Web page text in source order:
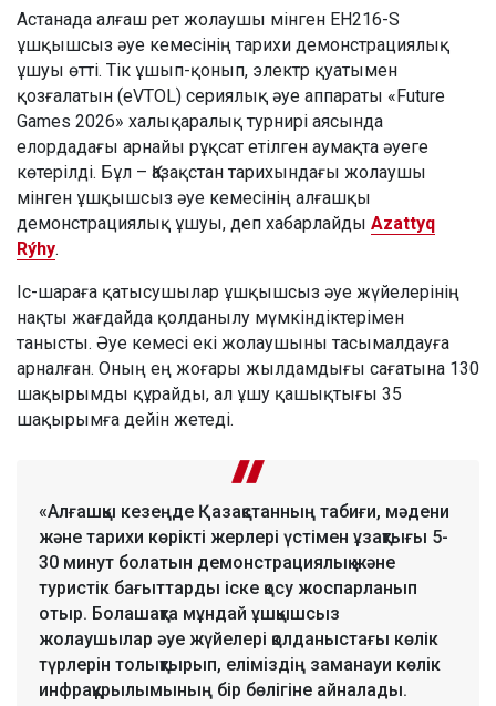
Астанада алғаш рет жолаушы мінген EH216-S
ұшқышсыз әуе кемесінің тарихи демонстрациялық
ұшуы өтті. Тік ұшып-қонып, электр қуатымен
қозғалатын (eVTOL) сериялық әуе аппараты «Future
Games 2026» халықаралық турнирі аясында
елордадағы арнайы рұқсат етілген аумақта әуеге
көтерілді. Бұл – Қазақстан тарихындағы жолаушы
мінген ұшқышсыз әуе кемесінің алғашқы
демонстрациялық ұшуы, деп хабарлайды Azattyq
Rýhy.
Іс-шараға қатысушылар ұшқышсыз әуе жүйелерінің
нақты жағдайда қолданылу мүмкіндіктерімен
танысты. Әуе кемесі екі жолаушыны тасымалдауға
арналған. Оның ең жоғары жылдамдығы сағатына 130
шақырымды құрайды, ал ұшу қашықтығы 35
шақырымға дейін жетеді.
«Алғашқы кезеңде Қазақстанның табиғи, мәдени
және тарихи көрікті жерлері үстімен ұзақтығы 5-
30 минут болатын демонстрациялық және
туристік бағыттарды іске қосу жоспарланып
отыр. Болашақта мұндай ұшқышсыз
жолаушылар әуе жүйелері қолданыстағы көлік
түрлерін толықтырып, еліміздің заманауи көлік
инфрақұрылымының бір бөлігіне айналады.